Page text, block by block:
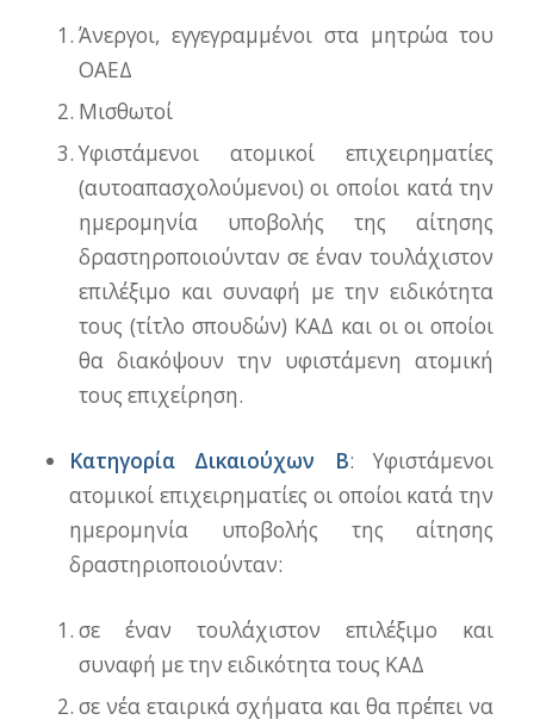
Άνεργοι, εγγεγραμμένοι στα μητρώα του
ΟΑΕΔ
Μισθωτοί
Υφιστάμενοι ατομικοί επιχειρηματίες
(αυτοαπασχολούμενοι) οι οποίοι κατά την
ημερομηνία υποβολής της αίτησης
δραστηροποιούνταν σε έναν τουλάχιστον
επιλέξιμο και συναφή με την ειδικότητα
τους (τίτλο σπουδών) ΚΑΔ και οι οι οποίοι
θα διακόψουν την υφιστάμενη ατομική
τους επιχείρηση.
Κατηγορία Δικαιούχων Β: Υφιστάμενοι
ατομικοί επιχειρηματίες οι οποίοι κατά την
ημερομηνία υποβολής της αίτησης
δραστηριοποιούνταν:
σε έναν τουλάχιστον επιλέξιμο και
συναφή με την ειδικότητα τους ΚΑΔ
σε νέα εταιρικά σχήματα και θα πρέπει να